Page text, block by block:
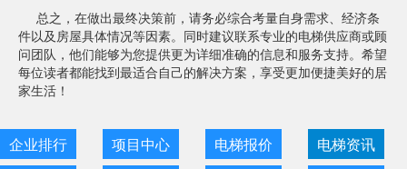
总之，在做出最终决策前，请务必综合考量自身需求、经济条
件以及房屋具体情况等因素。同时建议联系专业的电梯供应商或顾
问团队，他们能够为您提供更为详细准确的信息和服务支持。希望
每位读者都能找到最适合自己的解决方案，享受更加便捷美好的居
家生活！
企业排行 项目中心 电梯报价
电梯资讯